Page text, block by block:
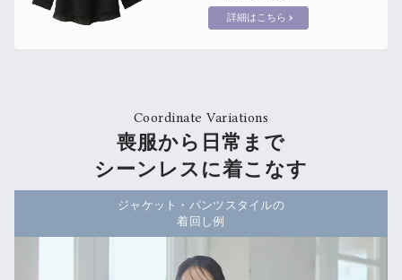
詳細はこちら
喪服から日常まで
シーンレスに着こなす
ジャケット・パンツスタイルの
着回し例